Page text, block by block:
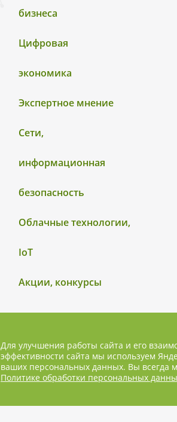
бизнеса
Цифровая
экономика
Экспертное мнение
Сети,
информационная
безопасность
Облачные технологии,
IoT
Акции, конкурсы
Для улучшения работы сайта и его
эффективности сайта мы используем
ваших персональных данных. Вы всегда
Политике обработки персональных